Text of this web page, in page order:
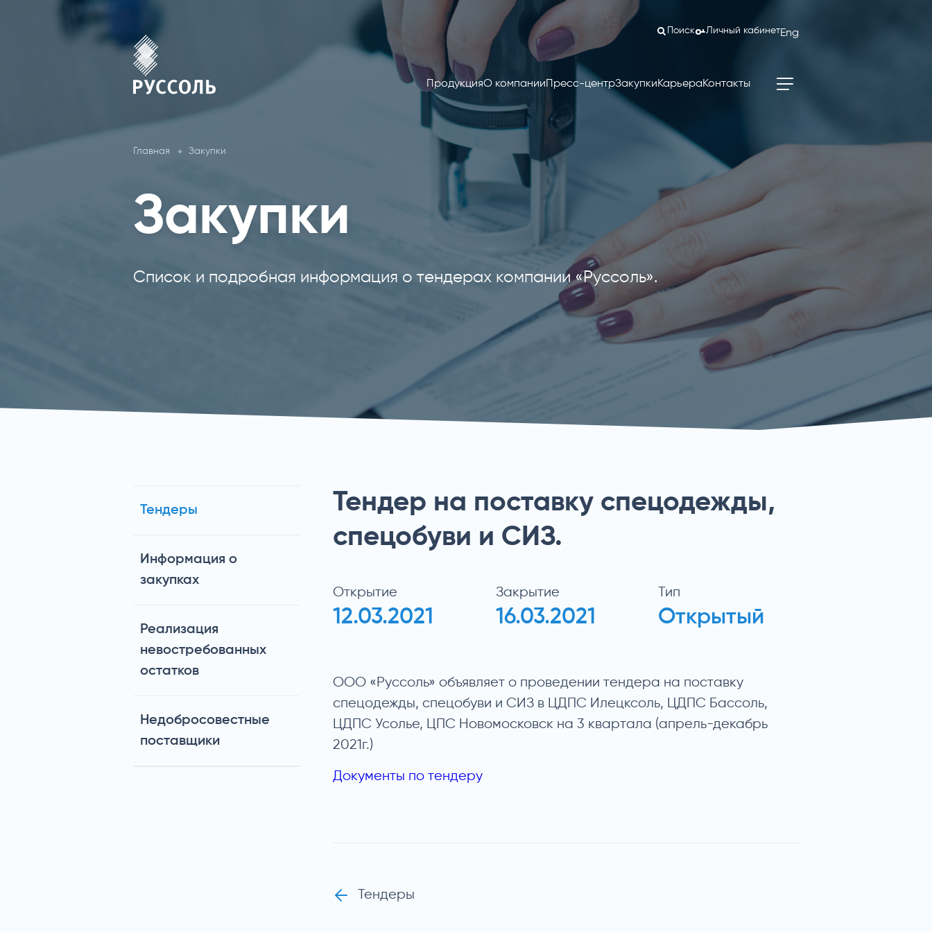
Поиск Личный кабинетEng
ПродукцияО компании Пресс-центрЗакупкиКарьераКонтакты
Главная Закупки
Закупки
Список и подробная информация о тендерах компании «Руссоль».
Тендеры
Информация о
закупках
Реализация
невостребованных
остатков
Недобросовестные
поставщики
Тендер на поставку спецодежды,
спецобуви и СИЗ.
Открытие
12.03.2021
Закрытие
16.03.2021
Тип
Открытый
ООО «Руссоль» объявляет о проведении тендера на поставку
спецодежды, спецобуви и СИЗ в ЦДПС Илецксоль, ЦДПС Бассоль,
ЦДПС Усолье, ЦПС Новомосковск на 3 квартала (апрель-декабрь
2021г.)
Документы по тендеру
Тендеры